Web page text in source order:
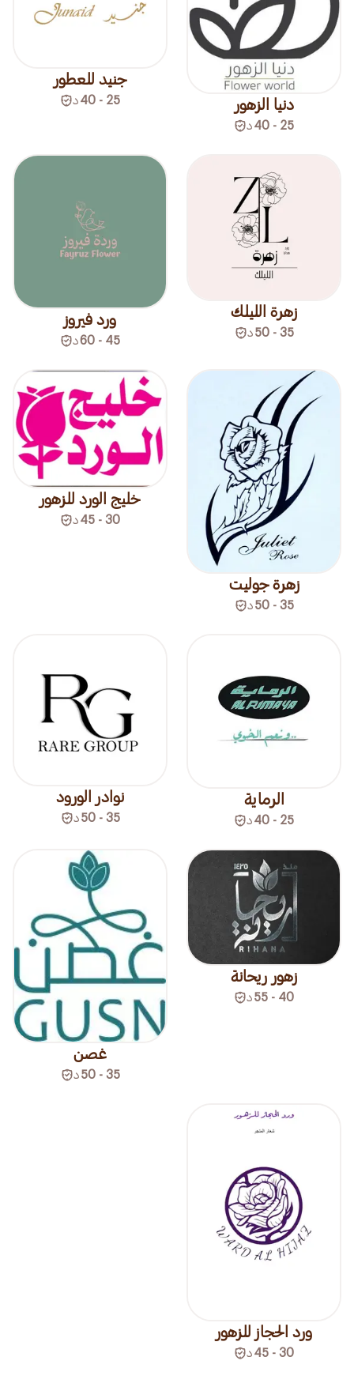
دنيا الزهور
25 - 40 د
جنيد للعطور
25 - 40 د
زهرة الليلك
35 - 50 د
ورد فيروز
45 - 60 د
زهرة جوليت
35 - 50 د
خليج الورد للزهور
30 - 45 د
الرماية
25 - 40 د
نوادر الورود
35 - 50 د
زهور ريحانة
40 - 55 د
غصن
35 - 50 د
ورد الحجاز للزهور
30 - 45 د